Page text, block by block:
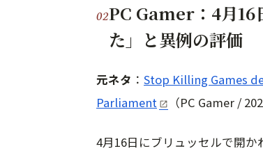
PC Gamer：4月16
た」と異例の評価
元ネタ ： Stop Killing Games
Parliament
（PC Gamer /
4月16日にブリュッセルで開